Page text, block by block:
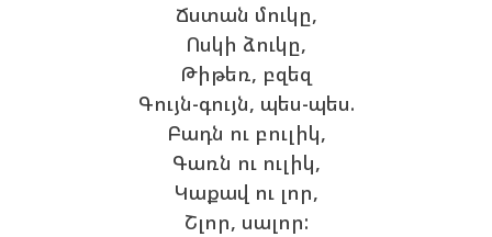
Ճստան մուկը,
Ոսկի ձուկը,
Թիթեռ, բզեզ
Գույն-գույն, պես-պես.
Բադն ու բուլիկ,
Գառն ու ուլիկ,
Կաքավ ու լոր,
Շլոր, սալոր: